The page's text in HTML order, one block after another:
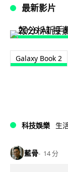
最新影片
Galaxy Book 2
科技娛樂 生
藍骨 14 分